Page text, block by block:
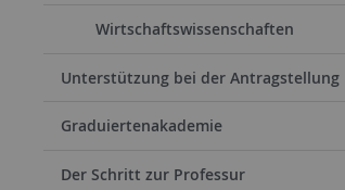
Wirtschaftswissenschaften
Unterstützung bei der Antragstellung
Graduiertenakademie
Der Schritt zur Professur